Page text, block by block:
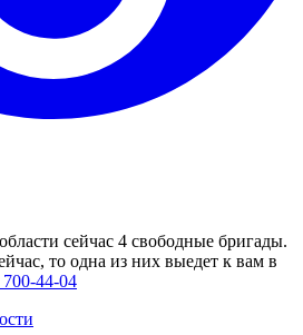
сейчас 4 свободные бригады.
то одна из них выедет к вам в
44-04